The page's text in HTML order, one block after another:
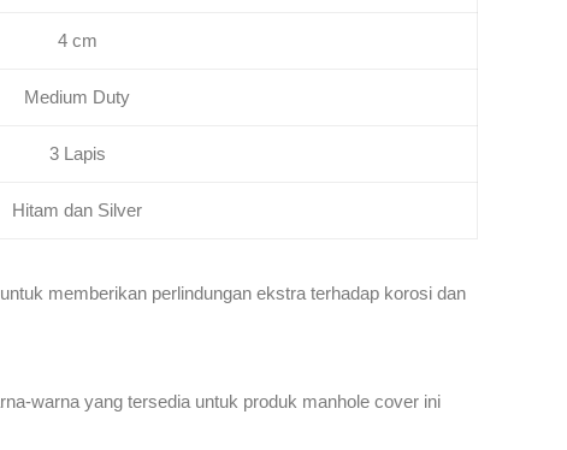
4 cm
Medium Duty
3 Lapis
Hitam dan Silver
memberikan perlindungan ekstra terhadap korosi dan
warna yang tersedia untuk produk manhole cover ini